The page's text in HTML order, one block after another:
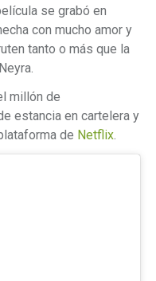
se grabó en
con mucho amor y
tanto o más que la
millón de
estancia en cartelera y
de Netflix